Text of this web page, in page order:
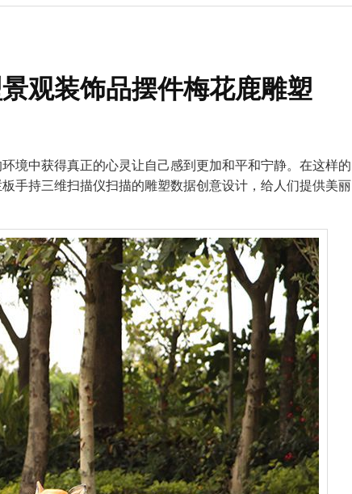
观装饰品摆件梅花鹿雕塑
境中获得真正的心灵让自己感到更加和平和宁静。在这样的
手持三维扫描仪扫描的雕塑数据创意设计，给人们提供美丽